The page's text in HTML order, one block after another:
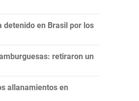
detenido en Brasil por los
retiraron un
allanamientos en